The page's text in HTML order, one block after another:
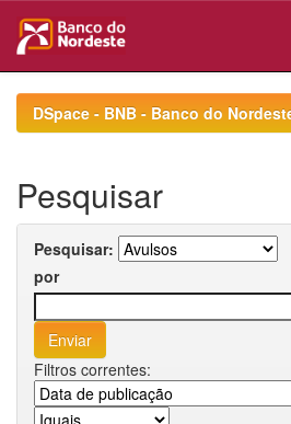
navigationDSpace - BNB - Banco do
Pesquisar
Pesquisar:
por
Filtros correntes: